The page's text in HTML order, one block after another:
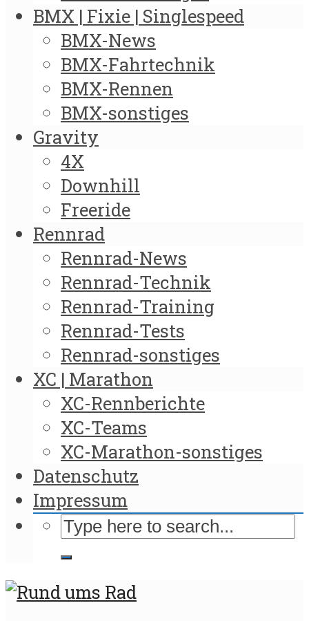
BMX | Fixie | Singlespeed
BMX-News
BMX-Fahrtechnik
BMX-Rennen
BMX-sonstiges
Gravity
4X
Downhill
Freeride
Rennrad
Rennrad-News
Rennrad-Technik
Rennrad-Training
Rennrad-Tests
Rennrad-sonstiges
XC | Marathon
XC-Rennberichte
XC-Teams
XC-Marathon-sonstiges
Datenschutz
Impressum